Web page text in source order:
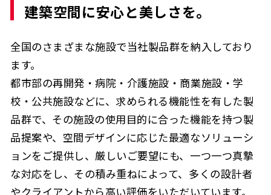
全国のさまざまな施設で当社製品群を納入しており
ます。
都市部の再開発・病院・介護施設・商業施設・学
校・公共施設などに、求められる機能性を有した製
品群で、その施設の使用目的に合った機能を持つ製
品提案や、空間デザインに応じた最適なソリューシ
ョンをご提供し、厳しいご要望にも、一つ一つ真摯
な対応をし、その積み重ねによって、多くの設計者
やクライアントから高い評価をいただいています。
建築空間に安心と美しさを。